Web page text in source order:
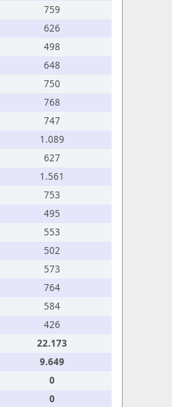
759
626
498
648
750
768
747
1.089
627
1.561
753
495
553
502
573
764
584
426
22.173
9.649
0
0